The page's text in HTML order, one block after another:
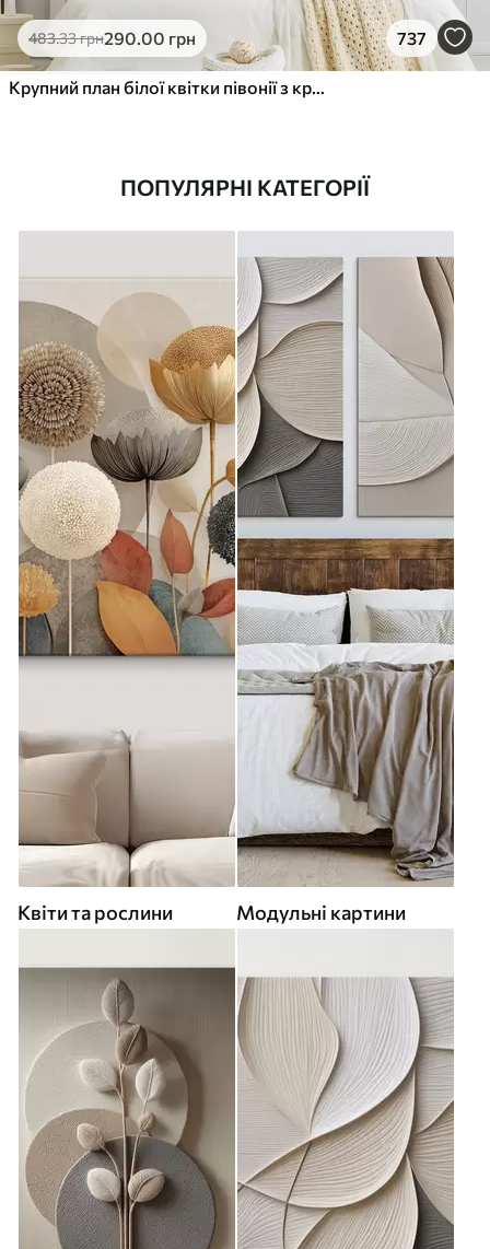
483.33грн290.00 грн 737
Крупний план білої квітки півонії з крапельками води на пелюстках на розмитому фоні
ПОПУЛЯРНІ КАТЕГОРІЇ
Квіти та рослини Модульні картини